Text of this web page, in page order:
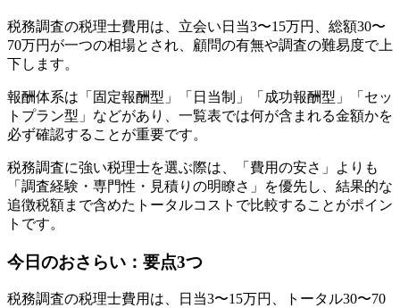
税務調査の税理士費用は、立会い日当3〜15万円、総額30〜
70万円が一つの相場とされ、顧問の有無や調査の難易度で上
下します。
報酬体系は「固定報酬型」「日当制」「成功報酬型」「セッ
トプラン型」などがあり、一覧表では何が含まれる金額かを
必ず確認することが重要です。
税務調査に強い税理士を選ぶ際は、「費用の安さ」よりも
「調査経験・専門性・見積りの明瞭さ」を優先し、結果的な
追徴税額まで含めたトータルコストで比較することがポイン
トです。
今日のおさらい：要点3つ
税務調査の税理士費用は、日当3〜15万円、トータル30〜70